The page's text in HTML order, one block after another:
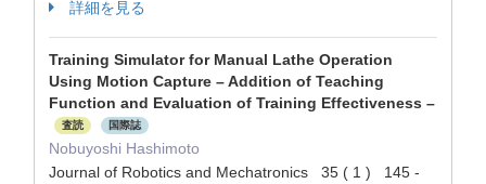
詳細を見る
Training Simulator for Manual Lathe Operation
Using Motion Capture – Addition of Teaching
Function and Evaluation of Training Effectiveness –
査読 国際誌
Nobuyoshi Hashimoto
Journal of Robotics and Mechatronics 35 ( 1 ) 145 -